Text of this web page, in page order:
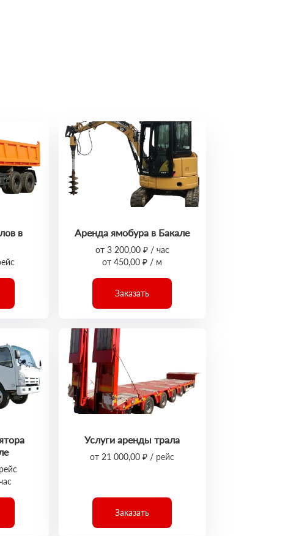
в
Аренда ямобура в Бакале
от 3 200,00 ₽ / час
от 450,00 ₽ / м
Заказать
Услуги аренды трала
от 21 000,00 ₽ / рейс
Заказать